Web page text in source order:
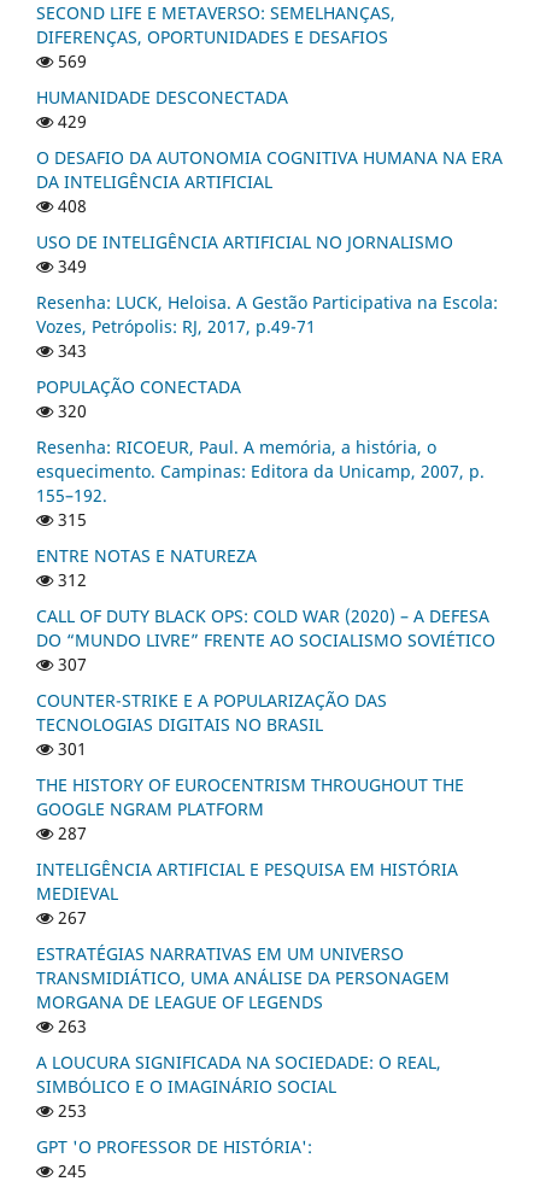
SECOND LIFE E METAVERSO: SEMELHANÇAS,
DIFERENÇAS, OPORTUNIDADES E DESAFIOS
569
HUMANIDADE DESCONECTADA
429
O DESAFIO DA AUTONOMIA COGNITIVA HUMANA NA ERA
DA INTELIGÊNCIA ARTIFICIAL
408
USO DE INTELIGÊNCIA ARTIFICIAL NO JORNALISMO
349
Resenha: LUCK, Heloisa. A Gestão Participativa na Escola:
Vozes, Petrópolis: RJ, 2017, p.49-71
343
POPULAÇÃO CONECTADA
320
Resenha: RICOEUR, Paul. A memória, a história, o
esquecimento. Campinas: Editora da Unicamp, 2007, p.
155–192.
315
ENTRE NOTAS E NATUREZA
312
CALL OF DUTY BLACK OPS: COLD WAR (2020) – A DEFESA
DO “MUNDO LIVRE” FRENTE AO SOCIALISMO SOVIÉTICO
307
COUNTER-STRIKE E A POPULARIZAÇÃO DAS
TECNOLOGIAS DIGITAIS NO BRASIL
301
THE HISTORY OF EUROCENTRISM THROUGHOUT THE
GOOGLE NGRAM PLATFORM
287
INTELIGÊNCIA ARTIFICIAL E PESQUISA EM HISTÓRIA
MEDIEVAL
267
ESTRATÉGIAS NARRATIVAS EM UM UNIVERSO
TRANSMIDIÁTICO, UMA ANÁLISE DA PERSONAGEM
MORGANA DE LEAGUE OF LEGENDS
263
A LOUCURA SIGNIFICADA NA SOCIEDADE: O REAL,
SIMBÓLICO E O IMAGINÁRIO SOCIAL
253
GPT 'O PROFESSOR DE HISTÓRIA':
245